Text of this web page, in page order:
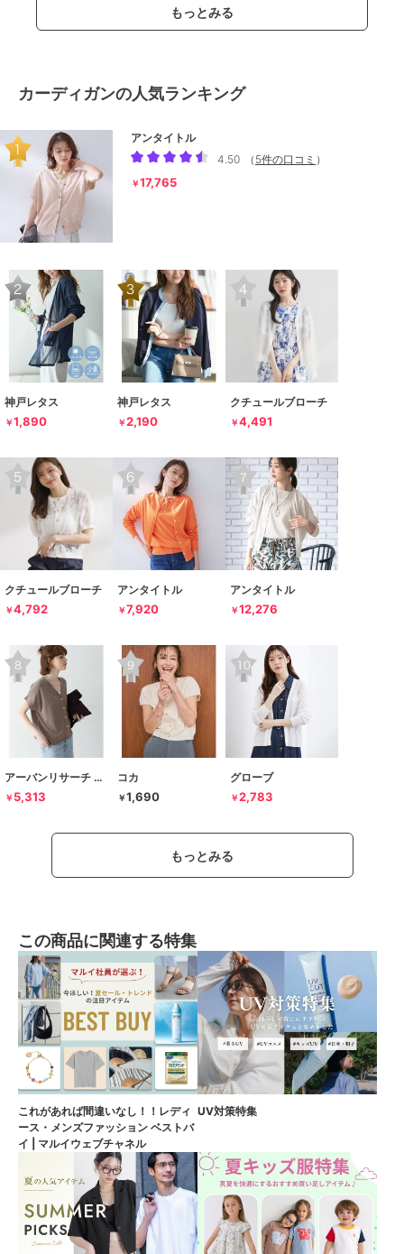
もっとみる
カーディガンの人気ランキング
アンタイトル
4.50
（ 5件の口コミ ）
￥17,765
神戸レタス
￥1,890
神戸レタス
￥2,190
クチュールブローチ
￥4,491
クチュールブローチ
￥4,792
アンタイトル
￥7,920
アンタイトル
￥12,276
アーバンリサーチ サニーレーベル
￥ 5,313
コカ
￥1,690
グローブ
￥2,783
もっとみる
この商品に関連する特集
これがあれば間違いなし！！レディ
ース・メンズファッション ベストバ
イ | マルイウェブチャネル
UV対策特集